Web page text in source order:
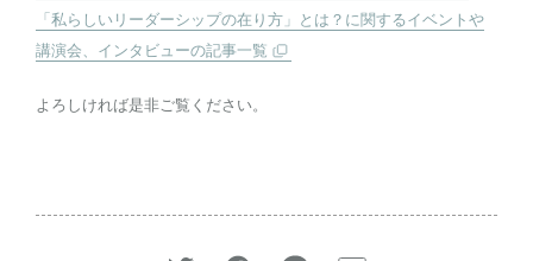
「私らしいリーダーシップの在り方」とは？に関するイベントや
講演会、インタビューの記事一覧
よろしければ是非ご覧ください。